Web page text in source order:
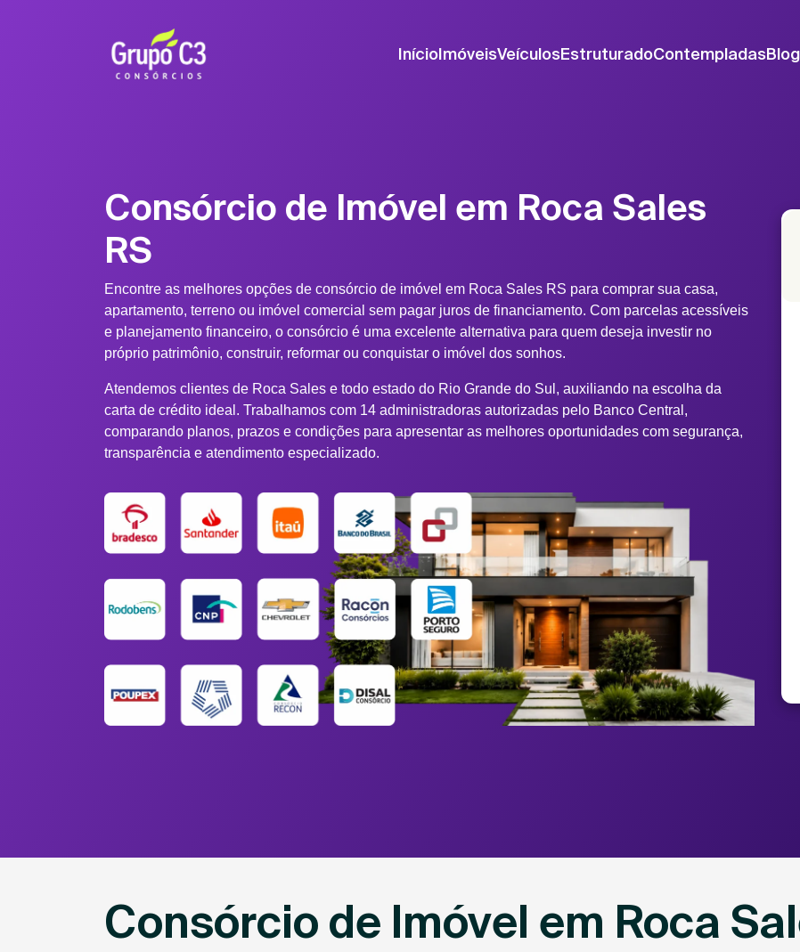
InícioImóveisVeículosEstruturadoContempladasBlog
Consórcio de Imóvel em Roca Sales
RS
Encontre as melhores opções de consórcio de imóvel em Roca Sales RS para comprar sua casa,
apartamento, terreno ou imóvel comercial sem pagar juros de financiamento. Com parcelas acessíveis
e planejamento financeiro, o consórcio é uma excelente alternativa para quem deseja investir no
próprio patrimônio, construir, reformar ou conquistar o imóvel dos sonhos.
Atendemos clientes de Roca Sales e todo estado do Rio Grande do Sul, auxiliando na escolha da
carta de crédito ideal. Trabalhamos com 14 administradoras autorizadas pelo Banco Central,
comparando planos, prazos e condições para apresentar as melhores oportunidades com segurança,
transparência e atendimento especializado.
Consórcio de Imóvel em Roca